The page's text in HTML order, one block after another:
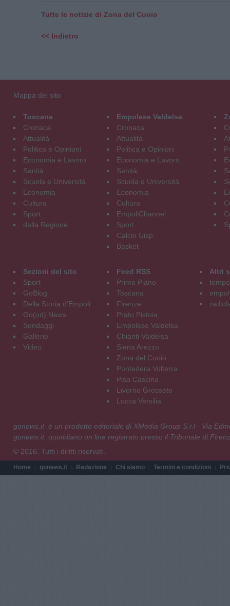
Tutte le notizie di Zona del Cuoio
<< Indietro
Mappa del sito
Toscana
Cronaca
Attualità
Politica e Opinioni
Economia e Lavoro
Sanità
Scuola e Università
Economia
Cultura
Sport
dalla Regione
Empolese Valdelsa
Cronaca
Attualità
Politica e Opinioni
Economia e Lavoro
Sanità
Scuola e Università
Economia
Cultura
EmpoliChannel
Sport
Calcio Uisp
Basket
Sezioni del sito
Sport
GoBlog
Della Storia d'Empoli
Go(od) News
Sondaggi
Gallerie
Video
Feed RSS
Primo Piano
Toscana
Firenze
Prato Pistoia
Empolese Valdelsa
Chianti Valdelsa
Siena Arezzo
Zona del Cuoio
Pontedera Volterra
Pisa Cascina
Livorno Grosseto
Lucca Versilia
Altri
gonews.it è un prodotto editoriale di XMedia Group S.r.l - Via
gonews.it, quotidiano on line registrato presso il Tribunale di
© 2016. Tutti i diritti riservati.
Home gonews.it Redazione Chi siamo Termini e condizioni